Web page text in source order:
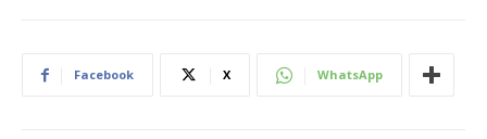
Facebook X WhatsApp